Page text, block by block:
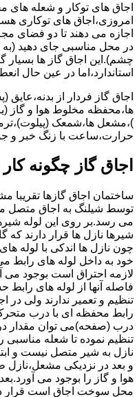
اجاق های توکار و شعله های
امروزی،اجاق های توکاری
اجازه می دهند تا دو فضای
در محل مناسبی جای دهید (به
چشم).این اجاق گاز ها بسیار
استاندارد،اما در عین حال
اجاق گاز فردار از
ها،محفظه مخلوط هوا و گاز
)،مشعل ها،شمعک
حرارت،ساعت با زنگ خبر و
اجاق گاز چگونه
ساختمان اجاق گازها تقریبا
توسط شیلنگ به اجاق متصل می
می رسد.بر روی این لوله
شیرها نازل ها قرار دارند که
چون نازل ها اندکی با لوله
خود به داخل لوله های رابط
لازمه احتراق است بوجود می
فاصله آنها از لوله های
تنظیم و تعمیر ندارند ولی در
رابط محفظه ای با درب
درب (صفحه)می توان مقدار
تنظیم نموده تا شعله مناسبی
نازل به شیر متصل نیست و
و بعد در نزدیکی
هوا و گاز را بوجود می
محل سوخت اجاق است قرار